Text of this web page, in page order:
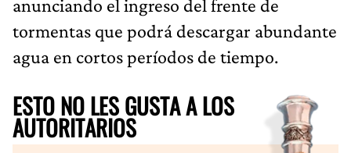
anunciando el ingreso del frente de
tormentas que podrá descargar abundante
agua en cortos períodos de tiempo.
ESTO NO LES GUSTA A LOS
AUTORITARIOS